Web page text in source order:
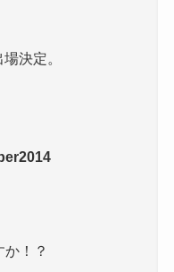
決定。
！？